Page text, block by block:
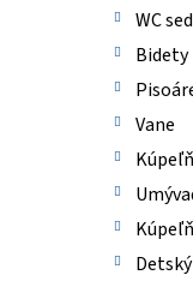
WC
Bidety
Vane